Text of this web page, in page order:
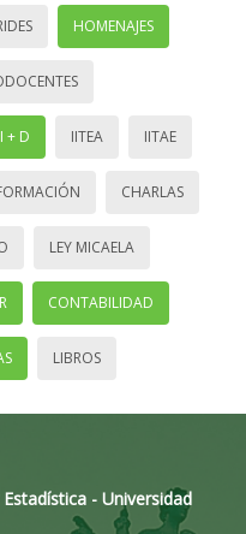
HOMENAJES
I + D IITEA IITAE
CHARLAS
LEY MICAELA
CONTABILIDAD
LIBROS
- Universidad